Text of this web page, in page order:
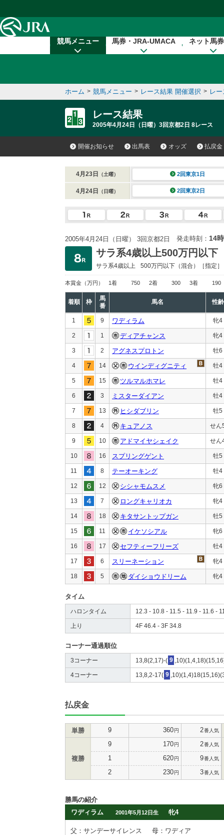
競馬メニュー 馬券・JRA-UMACA ネット馬
ホーム > 競馬メニュー > レース結果 開催選択 > レ
レース結果
2005年4月24日（日曜）3回京都2日 8レース
開催お知らせ 出馬表 オッズ 払戻金
4月23日 （土曜） 2回東京1日
4月24日 （日曜） 2回東京2日
2005年4月24日（日曜） 3回京都2日 発走時刻： 14
サラ系4歳以上500万円以下
サラ系4歳以上 500万円以下 （混合）［指定］
本賞金 （万円） 1着 750 2着 300 3着 190
着順 枠
馬
番
馬名 性齢
1 9 ワディラム 牝4
2 1 ディアチャンス 牝4
3 2 アグネスプロトン 牡6
4 14 ウインディグニティ 牡4
5 15 ツルマルホマレ 牡4
6 3 ミスターダイアン 牡4
7 13 ヒシダブリン 牡5
8 4 キュアノス せん
9 10 アドマイヤシェイク せん
10 16 スプリングゲント 牡5
11 8 テーオーキング 牡4
12 12 シシャモムスメ 牝6
13 7 ロングキャリオカ 牝4
14 18 キタサントップガン 牡5
15 11 イケソシアル 牝6
16 17 セフティーフリーズ 牡4
17 6 スリーネーション 牝4
18 5 ダイショウドリーム 牝4
タイム
ハロンタイム 12.3 - 10.8 - 11.5 - 11.9 - 11.6 -
上り 4F 46.4 - 3F 34.8
コーナー通過順位
3コーナー 13,8(2,17)-( 9
4コーナー 13,8,2-17( 9
払戻金
単勝 9 360円 2番人気
複勝
9 170円 2番人気
1 620円 9番人気
2 230円 3番人気
勝馬の紹介
ワディラム
2001年5月12日生 牝4
父：サンデーサイレンス
母：ワディア